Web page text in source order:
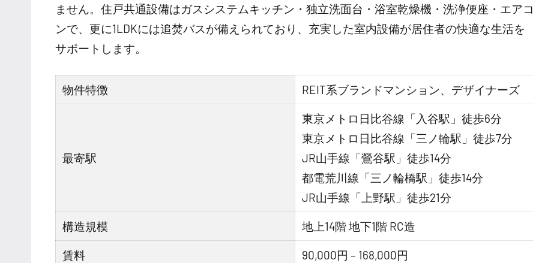
ません。住戸共通設備はガスシステムキッチン・独立洗面台・浴室乾燥機・洗浄便座・エアコ
ンで、更に1LDKには追焚バスが備えられており、充実した室内設備が居住者の快適な生活を
サポートします。
物件特徴 REIT系ブランドマンション、デザイナーズ
最寄駅
東京メトロ日比谷線「入谷駅」徒歩6分
東京メトロ日比谷線「三ノ輪駅」徒歩7分
JR山手線「鶯谷駅」徒歩14分
都電荒川線「三ノ輪橋駅」徒歩14分
JR山手線「上野駅」徒歩21分
構造規模 地上14階 地下1階 RC造
賃料 90,000円 – 168,000円